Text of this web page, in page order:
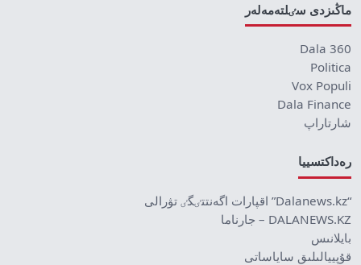
ماڭىزدى سٸلتەمەلەر
Dala 360
Politica
Vox Populi
Dala Finance
شارتاراپ
رەداكتسييا
“Dalanews.kz” اقپارات اگەنتتٸگٸ تۋرالى
DALANEWS.KZ – جارناما
بايلانىس
قۇپييالىلىق ساياساتى